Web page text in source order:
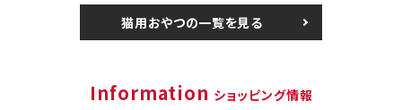
猫用おやつの一覧を見る
Information ショッピング情報